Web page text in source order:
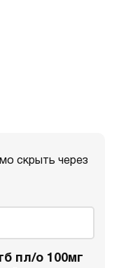
скрыть через
пл/о 100мг